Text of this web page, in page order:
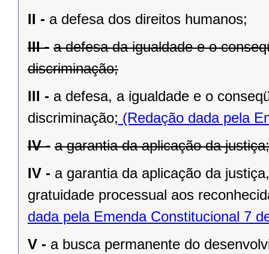
II - a defesa dos direitos humanos;
III - a defesa da igualdade e o
discriminação;
III - a defesa, a igualdade e o
discriminação; (Redação dada pela
IV - a garantia da aplicação da justiça;
IV - a garantia da aplicação da
gratuidade processual aos
dada pela Emenda Constitucional 7
V - a busca permanente do